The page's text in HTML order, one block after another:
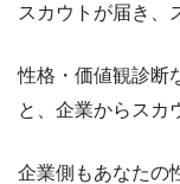
スカウトが届き、
性格・価値観診断
と、企業からスカ
企業側もあなたの